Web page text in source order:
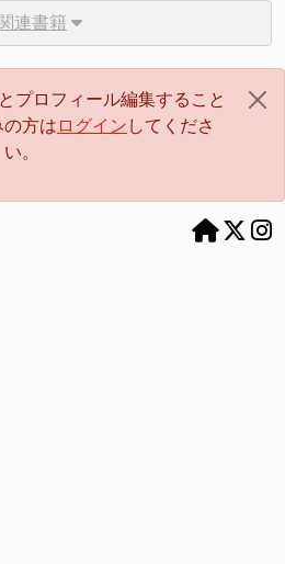
関連書籍
プロフィール編集すること
方は ログイン してくださ
い。